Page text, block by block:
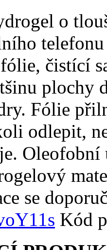
o
čistící
plochy
Fólie
odlepit,
se
Y11s Kód